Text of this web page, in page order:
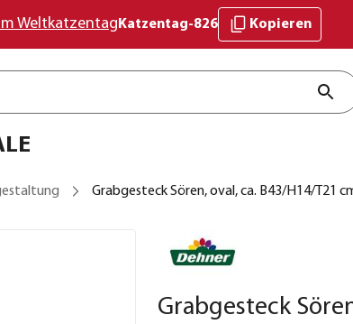
Weltkatzentag Katzentag-826 Kopieren
Grabgesteck Sören, oval, ca. B43/H14/T21
Grabgesteck